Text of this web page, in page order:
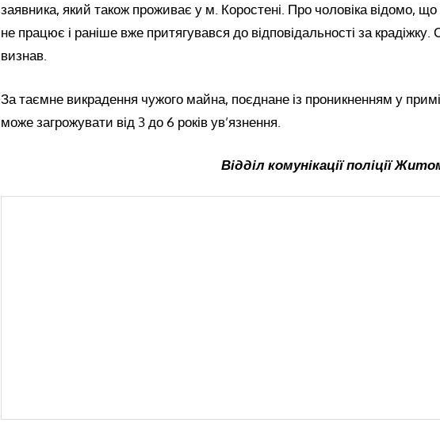
заявника, який також проживає у м. Коростені. Про чоловіка відомо, що
не працює і раніше вже притягувався до відповідальності за крадіжку.
визнав.
За таємне викрадення чужого майна, поєднане із проникненням у
може загрожувати від 3 до 6 років ув’язнення.
Відділ комунікації поліції